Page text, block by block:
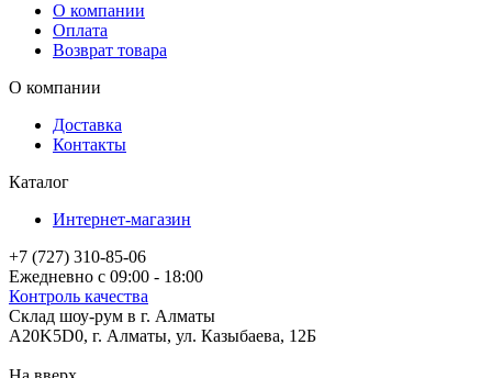
О компании
Оплата
Возврат товара
О компании
Доставка
Контакты
Каталог
Интернет-магазин
+7 (727) 310-85-06
Ежедневно с 09:00 - 18:00
Контроль качества
Склад шоу-рум в г. Алматы
A20K5D0, г. Алматы, ул. Казыбаева, 12Б